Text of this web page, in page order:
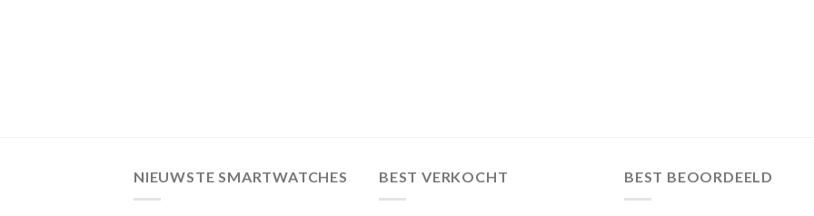
NIEUWSTE SMARTWATCHES BEST VERKOCHT BEST BEOORDEELD